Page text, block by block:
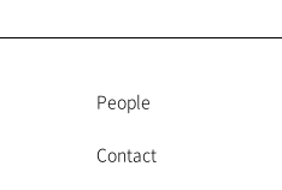
People
Contact